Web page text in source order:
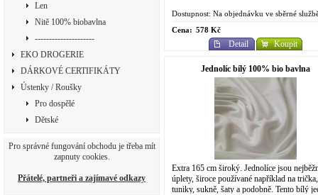
Len
Nitě 100% biobavlna
---------------------
EKO DROGERIE
DÁRKOVÉ CERTIFIKÁTY
Ústenky / Roušky
Pro dospělé
Dětské
Pro správné fungování obchodu je třeba mít
zapnuty cookies.
Přátelé, partneři a zajímavé odkazy
v...
Dostupnost: Na objednávku ve sběrné
Cena: 578 Kč
Detail Koupit
Jednolíc bílý 100% bio bavlna
Extra 165 cm široký. Jednolíce jsou
úplety, široce používané například na trička,
tuniky, sukně, šaty a podobně. Tento bílý